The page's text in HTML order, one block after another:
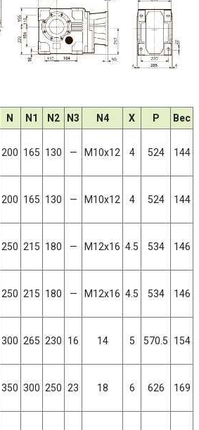
N N1 N2 N3 N4 X P
Вес
200 165 130 — M10x12 4 524 144
200 165 130 — M10x12 4 524 144
250 215 180 — M12x16 4.5 534 146
250 215 180 — M12x16 4.5 534 146
300 265 230 16 14 5 570.5 154
350 300 250 23 18 6 626 169